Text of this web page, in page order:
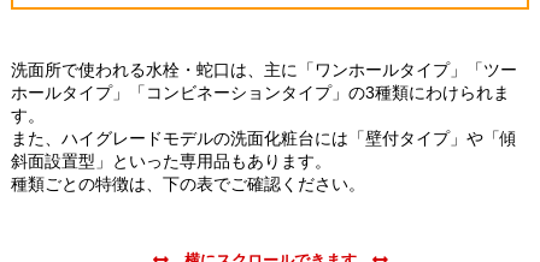
洗面所で使われる水栓・蛇口は、主に「ワンホールタイプ」「ツー
ホールタイプ」「コンビネーションタイプ」の3種類にわけられま
す。
また、ハイグレードモデルの洗面化粧台には「壁付タイプ」や「傾
斜面設置型」といった専用品もあります。
種類ごとの特徴は、下の表でご確認ください。